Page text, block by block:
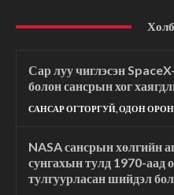
Сар луу чиглэсэн
болон сансрын хог
САНСАР ОГТОРГУЙ, ОДОН ОРОН
NASA сансрын хөлгийн
сунгахын тулд 1970-аад
тулгуурласан шийдэл